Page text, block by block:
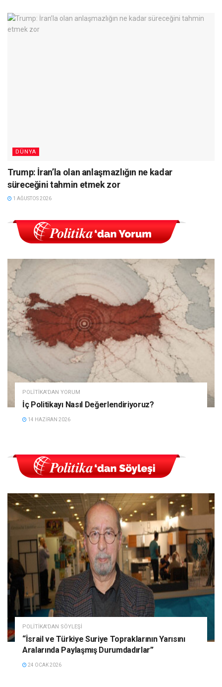
DÜNYA
Trump: İran’la olan anlaşmazlığın ne kadar
süreceğini tahmin etmek zor
1 AĞUSTOS 2026
POLITIKA'DAN YORUM
İç Politikayı Nasıl Değerlendiriyoruz?
14 HAZIRAN 2026
POLITIKA'DAN SÖYLEŞI
“İsrail ve Türkiye Suriye Topraklarının Yarısını
Aralarında Paylaşmış Durumdadırlar”
24 OCAK 2026